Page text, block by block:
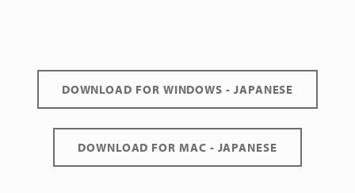
DOWNLOAD FOR WINDOWS - JAPANESE
DOWNLOAD FOR MAC - JAPANESE